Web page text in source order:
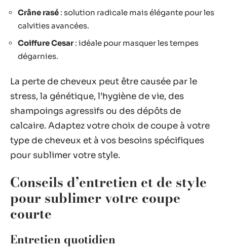
Crâne rasé : solution radicale mais élégante pour les
calvities avancées.
Coiffure Cesar: idéale pour masquer les tempes
dégarnies.
La perte de cheveux peut être causée par le
stress, la génétique, l’hygiène de vie, des
shampoings agressifs ou des dépôts de
calcaire. Adaptez votre choix de coupe à votre
type de cheveux et à vos besoins spécifiques
pour sublimer votre style.
Conseils d’entretien et de style
pour sublimer votre coupe
courte
Entretien quotidien